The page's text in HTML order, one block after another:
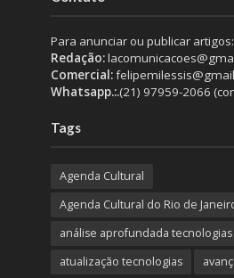
Para anunciar ou publicar artigos:
Redação:
Comercial:
Whatsapp.:.(21) 97959-2066
Tags
Agenda Cultural
Agenda Cultural do Rio de
análise aprofundada tecnologias
atualização tecnologias